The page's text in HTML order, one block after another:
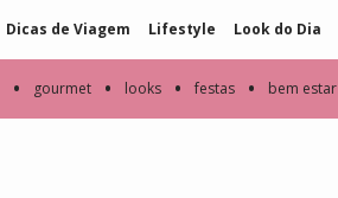
Dicas de Viagem Lifestyle Look do Dia
• gourmet • looks • festas • bem estar